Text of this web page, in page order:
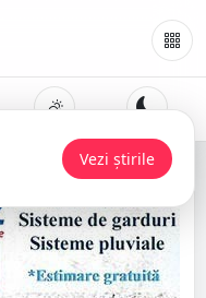
Vezi știrile